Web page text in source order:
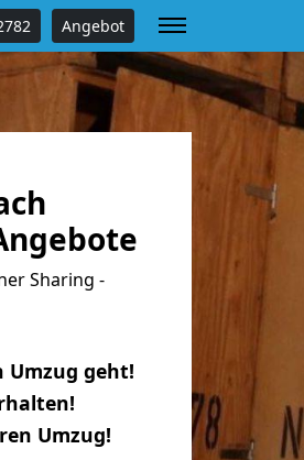
Angebot
Sharing -
Umzug geht!
Umzug!